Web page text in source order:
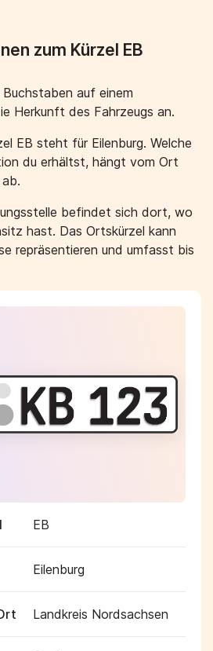
zum Kürzel EB
auf einem
Herkunft des Fahrzeugs an.
EB steht für Eilenburg. Welche
du erhältst, hängt vom Ort
befindet sich dort, wo
hast. Das Ortskürzel kann
repräsentieren und umfasst bis
EB
Eilenburg
Landkreis Nordsachsen